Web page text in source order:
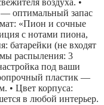
оптимальный запас
«Пион и сочные
с нотами пиона,
батарейки (не входят
распыления: 3
под ваши
пластик —
• Цвет корпуса:
в любой интерьер.